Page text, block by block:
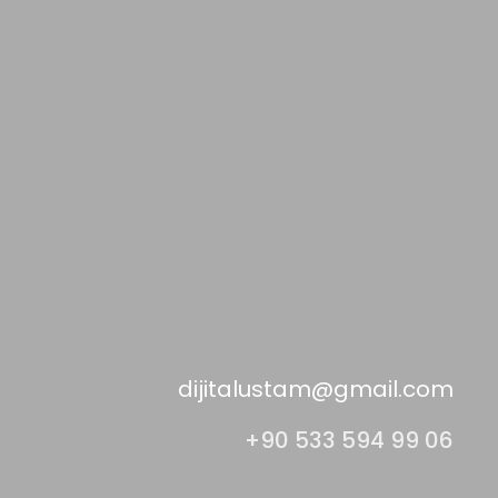
dijitalustam@gmail.com
+90 533 594 99 06